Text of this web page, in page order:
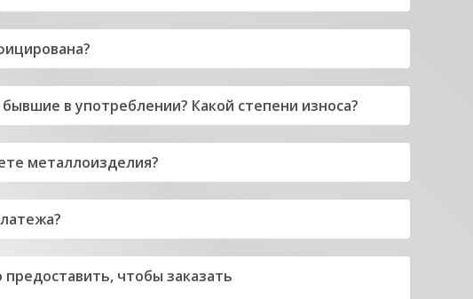
в употреблении? Какой степени износа?
металлоизделия?
чтобы заказать